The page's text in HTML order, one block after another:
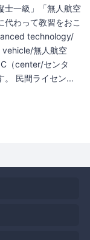
士一級」「無人航空
わって教習をおこ
technology/
無人航空
（center/センタ
。 民間ライセン...